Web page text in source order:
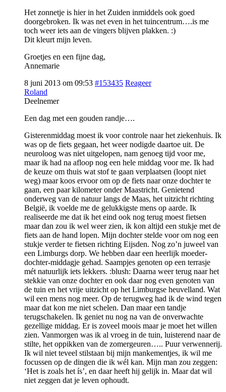
Het zonnetje is hier in het Zuiden inmiddels ook goed
doorgebroken. Ik was net even in het tuincentrum….is me
toch weer iets aan de vingers blijven plakken. :)
Dit kleurt mijn leven.
Groetjes en een fijne dag,
Annemarie
8 juni 2013 om 09:53 #153435 Reageer
Roland
Deelnemer
Een dag met een gouden randje….
Gisterenmiddag moest ik voor controle naar het ziekenhuis. Ik
was op de fiets gegaan, het weer nodigde daartoe uit. De
neuroloog was niet uitgelopen, nam genoeg tijd voor me,
maar ik had na afloop nog een hele middag voor me. Ik had
de keuze om thuis wat stof te gaan verplaatsen (loopt niet
weg) maar koos ervoor om op de fiets naar onze dochter te
gaan, een paar kilometer onder Maastricht. Genietend
onderweg van de natuur langs de Maas, het uitzicht richting
België, ik voelde me de gelukkigste mens op aarde. Ik
realiseerde me dat ik het eind ook nog terug moest fietsen
maar dan zou ik wel weer zien, ik kon altijd een stukje met de
fiets aan de hand lopen. Mijn dochter stelde voor om nog een
stukje verder te fietsen richting Eijsden. Nog zo’n juweel van
een Limburgs dorp. We hebben daar een heerlijk moeder-
dochter-middagje gehad. Saampjes genoten op een terrasje
mét natuurlijk iets lekkers. :blush: Daarna weer terug naar het
stekkie van onze dochter en ook daar nog even genoten van
de tuin en het vrije uitzicht op het Limburgse heuvelland. Wat
wil een mens nog meer. Op de terugweg had ik de wind tegen
maar dat kon me niet schelen. Dan maar een tandje
terugschakelen. Ik geniet nu nog na van de onverwachte
gezellige middag. Er is zoveel moois maar je moet het willen
zien. Vanmorgen was ik al vroeg in de tuin, luisterend naar de
stilte, het oppikken van de zomergeuren….. Puur verwennerij.
Ik wil niet teveel stilstaan bij mijn mankementjes, ik wil me
focussen op de dingen die ik wél kan. Mijn man zou zeggen:
‘Het is zoals het ís’, en daar heeft hij gelijk in. Maar dat wil
niet zeggen dat je leven ophoudt.